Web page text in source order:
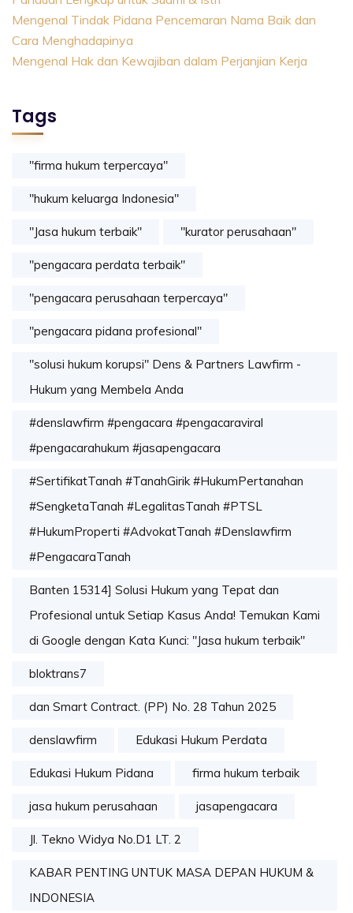
Mengenal Tindak Pidana Pencemaran Nama Baik dan
Cara Menghadapinya
Mengenal Hak dan Kewajiban dalam Perjanjian Kerja
Tags
"firma hukum terpercaya"
"hukum keluarga Indonesia"
"Jasa hukum terbaik" "kurator perusahaan"
"pengacara perdata terbaik"
"pengacara perusahaan terpercaya"
"pengacara pidana profesional"
"solusi hukum korupsi" Dens & Partners Lawfirm -
Hukum yang Membela Anda
#denslawfirm #pengacara #pengacaraviral
#pengacarahukum #jasapengacara
#SertifikatTanah #TanahGirik #HukumPertanahan
#SengketaTanah #LegalitasTanah #PTSL
#HukumProperti #AdvokatTanah #Denslawfirm
#PengacaraTanah
Banten 15314] Solusi Hukum yang Tepat dan
Profesional untuk Setiap Kasus Anda! Temukan Kami
di Google dengan Kata Kunci: "Jasa hukum terbaik"
bloktrans7
dan Smart Contract. (PP) No. 28 Tahun 2025
denslawfirm Edukasi Hukum Perdata
Edukasi Hukum Pidana firma hukum terbaik
jasa hukum perusahaan jasapengacara
Jl. Tekno Widya No.D1 LT. 2
KABAR PENTING UNTUK MASA DEPAN HUKUM &
INDONESIA